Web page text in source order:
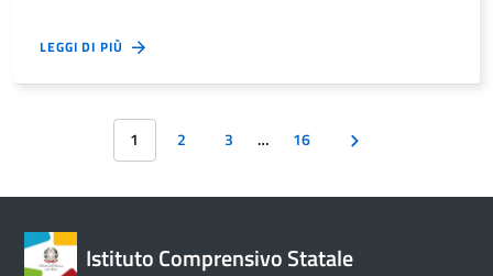
LEGGI DI PIÙ
1 2 3 … 16
Istituto Comprensivo Statale